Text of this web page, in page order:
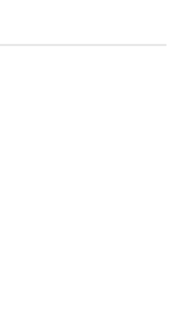
separat erhältlich.